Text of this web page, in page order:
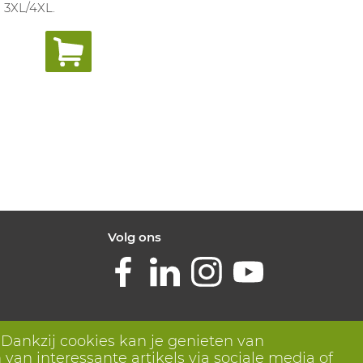
4XL.
cookies kan je genieten van
interessante artikels via sociale media of
Volg ons